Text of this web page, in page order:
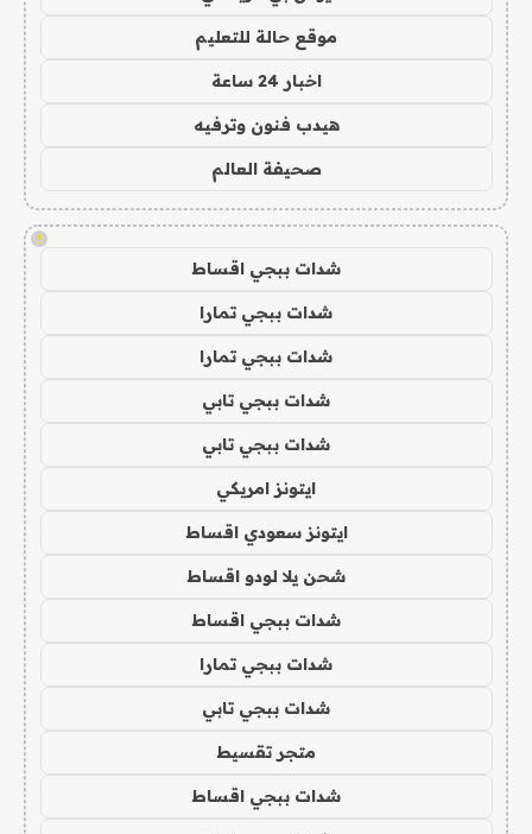
موقع حالة للتعليم
اخبار 24 ساعة
هيدب فنون وترفيه
صحيفة العالم
!
شدات ببجي اقساط
شدات ببجي تمارا
شدات ببجي تمارا
شدات ببجي تابي
شدات ببجي تابي
ايتونز امريكي
ايتونز سعودي اقساط
شحن يلا لودو اقساط
شدات ببجي اقساط
شدات ببجي تمارا
شدات ببجي تابي
متجر تقسيط
شدات ببجي اقساط